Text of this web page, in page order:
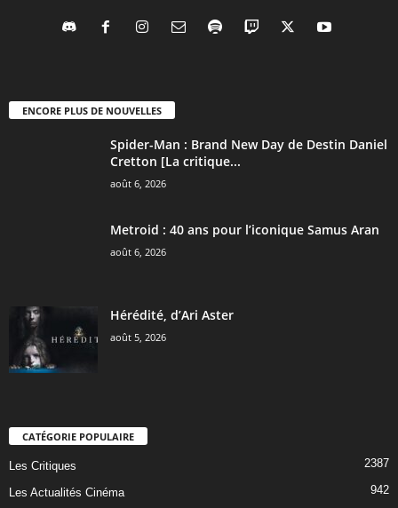
ENCORE PLUS DE NOUVELLES
Spider-Man : Brand New Day de Destin Daniel
Cretton [La critique...
août 6, 2026
Metroid : 40 ans pour l’iconique Samus Aran
août 6, 2026
Hérédité, d’Ari Aster
août 5, 2026
CATÉGORIE POPULAIRE
Les Critiques 2387
Les Actualités Cinéma 942